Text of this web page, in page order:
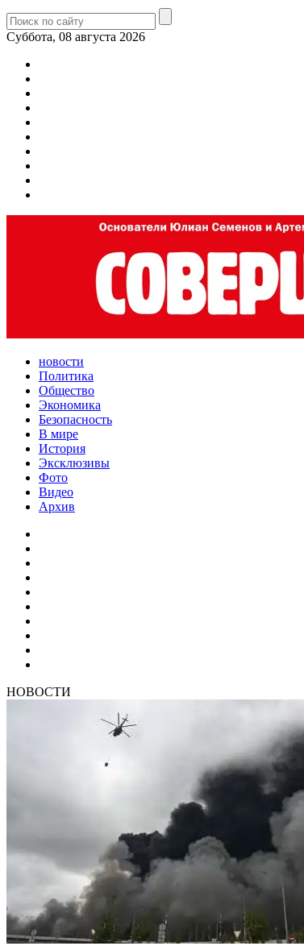
Суббота, 08 августа 2026
новости
Политика
Общество
Экономика
Безопасность
В мире
История
Эксклюзивы
Фото
Видео
Архив
НОВОСТИ